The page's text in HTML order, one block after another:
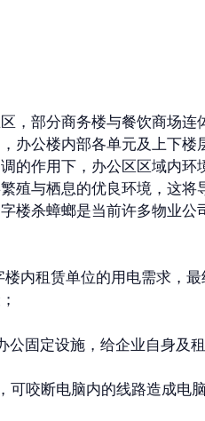
，部分商务楼与餐饮商场
办公楼内部各单元及上下
的作用下，办公区区域内
殖与栖息的优良环境，这
楼杀蟑螂是当前许多物业公
楼内租赁单位的用电需求，
公固定设施，给企业自身及
可咬断电脑内的线路造成电